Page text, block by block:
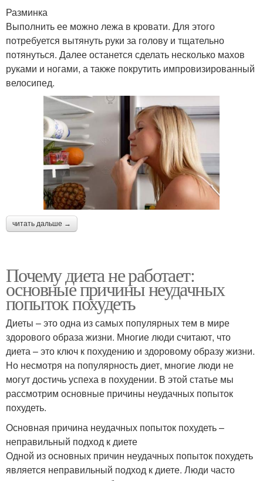
Разминка
Выполнить ее можно лежа в кровати. Для этого
потребуется вытянуть руки за голову и тщательно
потянуться. Далее останется сделать несколько махов
руками и ногами, а также покрутить импровизированный
велосипед.
читать дальше →
Почему диета не работает:
основные причины неудачных
попыток похудеть
Диеты – это одна из самых популярных тем в мире
здорового образа жизни. Многие люди считают, что
диета – это ключ к похудению и здоровому образу жизни.
Но несмотря на популярность диет, многие люди не
могут достичь успеха в похудении. В этой статье мы
рассмотрим основные причины неудачных попыток
похудеть.
Основная причина неудачных попыток похудеть –
неправильный подход к диете
Одной из основных причин неудачных попыток похудеть
является неправильный подход к диете. Люди часто